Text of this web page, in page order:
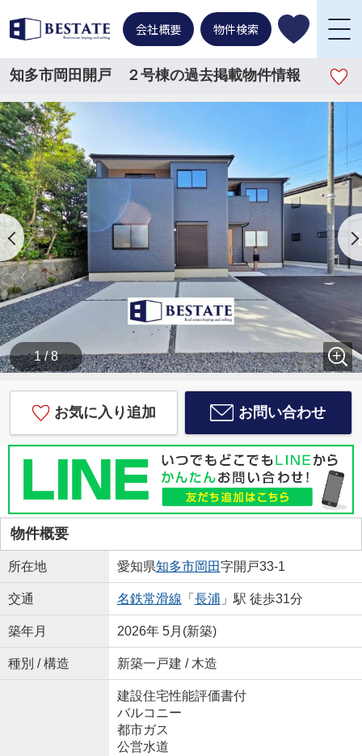
会社概要 物件検索
知多市岡田開戸 ２号棟の過去掲載物件情報
1 / 8
お気に入り追加 お問い合わせ
物件概要
所在地 愛知県知多市岡田字開戸33-1
交通 名鉄常滑線 「 長浦 」駅 徒歩31分
築年月 2026年 5月(新築)
種別 / 構造 新築一戸建 / 木造
建設住宅性能評価書付
バルコニー
都市ガス
公営水道